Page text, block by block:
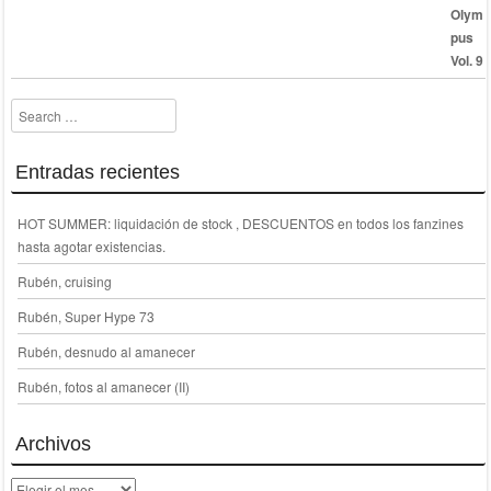
Search
Entradas recientes
HOT SUMMER: liquidación de stock , DESCUENTOS en todos los fanzines
hasta agotar existencias.
Rubén, cruising
Rubén, Super Hype 73
Rubén, desnudo al amanecer
Rubén, fotos al amanecer (II)
Archivos